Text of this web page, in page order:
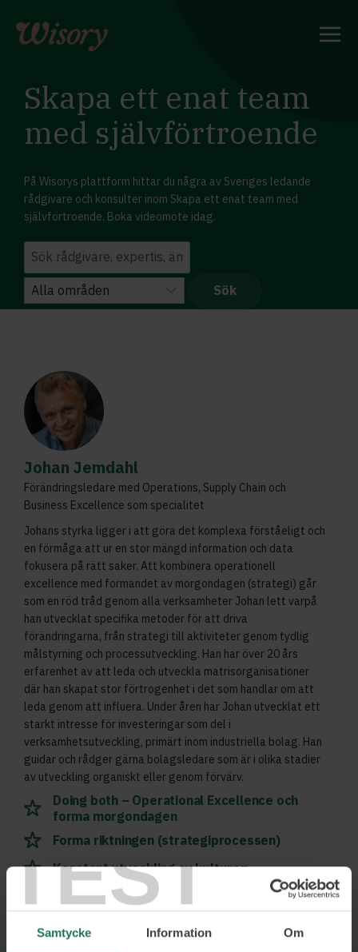
TEST
Samtycke Information Om
content
Skapa ett enat team
med självförtroende
På Wisorys plattform hittar du några av Sveriges ledande
rådgivare och konsulter inom Skapa ett enat team med
självförtroende. Boka videomöte idag.
Johan Jemdahl
Förändringsledare med Operations, Supply Chain och
Business Excellence som specialitet
Johans styrka ligger i att göra det komplexa förståeligt och
en förmåga att ur en stor mängd information och data
fokusera på rätt saker. Att kombinera operationell
excellence med formandet av morgondagen (strategi) går
som en röd tråd genom alla verksamheter Johan lett varpå
han utvecklat specifika metoder för att driva
förändringarna, från strategi till aktiviteter genom tydlig
målstyrning och processutveckling. Han har över 20 års
erfarenhet av att leda och utveckla matrisorganisationer
där han skapat stor förtrogenhet i det som handlar om att
leda genom att influera. Under åren har Johan utvecklat ett
starkt intresse för investeringar som del i
verksamhetsutveckling, primärt inom industriella bolag. Han
guidar och rådger gärna bolagsledare som är i olika stadier
av utveckling organiskt eller genom förvärv.
Doing both – Operational Excellence och
forma morgondagen
Forma riktningen (strategiprocessen)
Konstant utveckling av kulturen
Läs mer och boka